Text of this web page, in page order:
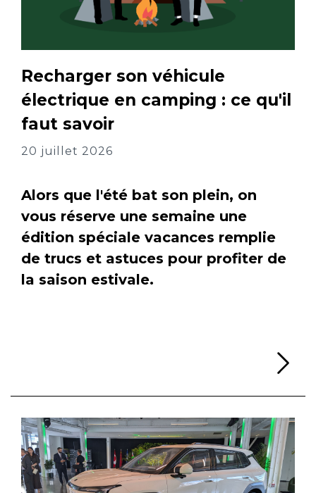
Recharger son véhicule
électrique en camping : ce qu'il
faut savoir
20 juillet 2026
Alors que l'été bat son plein, on
vous réserve une semaine une
édition spéciale vacances remplie
de trucs et astuces pour profiter de
la saison estivale.